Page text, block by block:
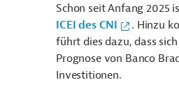
Schon seit Anfang 2025
ICEI des CNI
. Hinzu
führt dies dazu, dass
Prognose von Banco
Investitionen.